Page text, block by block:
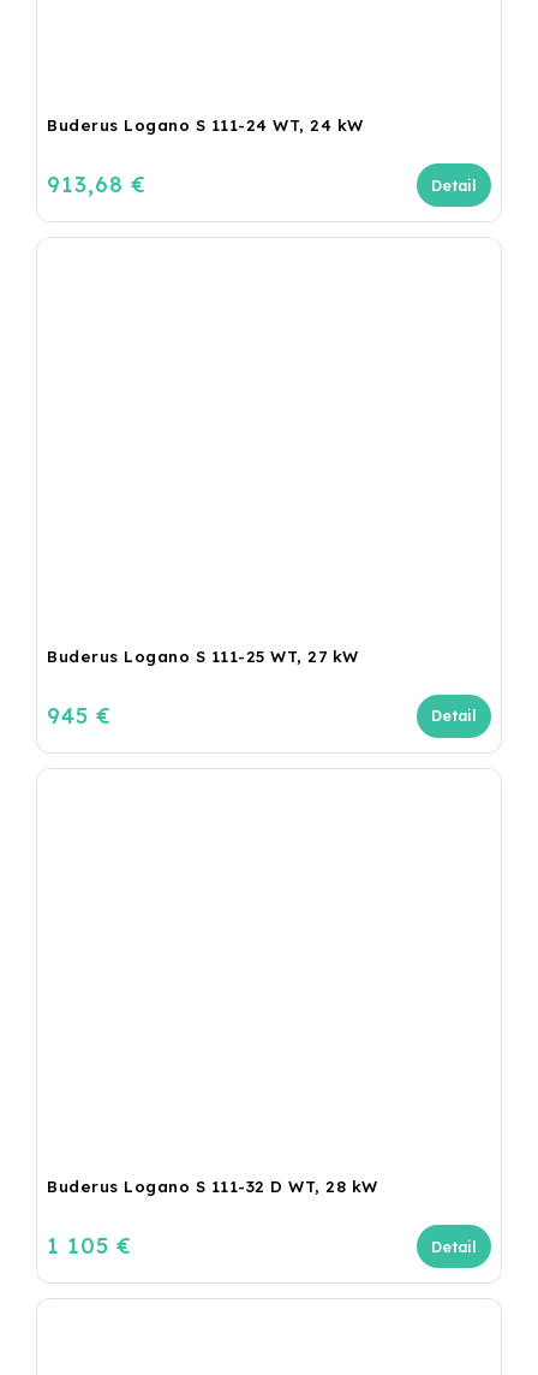
Buderus Logano S 111-24 WT, 24 kW
913,68 € Detail
Buderus Logano S 111-25 WT, 27 kW
945 € Detail
Buderus Logano S 111-32 D WT, 28 kW
1 105 € Detail